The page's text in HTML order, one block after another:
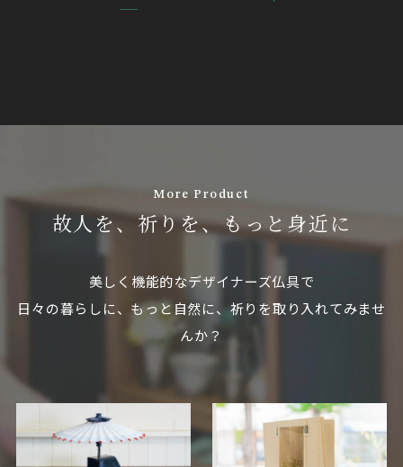
More Product
故人を、祈りを、もっと身近に
美しく機能的なデザイナーズ仏具で
日々の暮らしに、もっと自然に、祈りを取り入れてみませ
んか？